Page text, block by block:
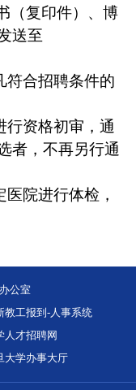
（复印件）、博
送至
符合招聘条件的
行资格初审，通
者，不再另行通
院进行体检，
公室
教工报到-人事系统
人才招聘网
大学办事大厅